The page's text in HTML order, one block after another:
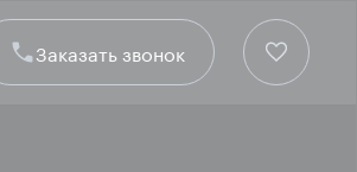
Заказать звонок